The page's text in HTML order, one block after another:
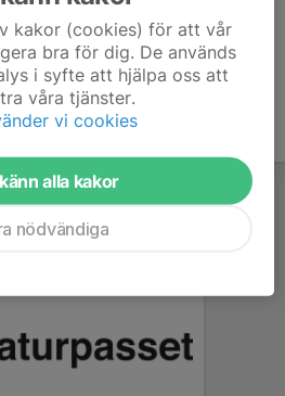
kakor (cookies) för att vår
bra för dig. De används
i syfte att hjälpa oss att
våra tjänster.
vi cookies
alla kakor
nödvändiga